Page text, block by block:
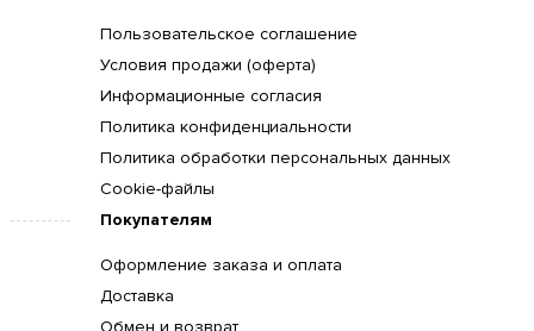
Пользовательское соглашение
Условия продажи (оферта)
Информационные согласия
Политика конфиденциальности
Политика обработки персональных данных
Cookie-файлы
Покупателям
Оформление заказа и оплата
Доставка
Обмен и возврат